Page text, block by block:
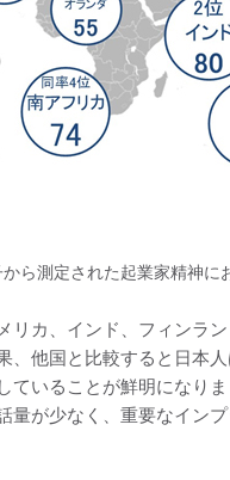
ら測定された起業家精神に
カ、インド、フィンラ
他国と比較すると日本
いることが鮮明になり
が少なく、重要なイン